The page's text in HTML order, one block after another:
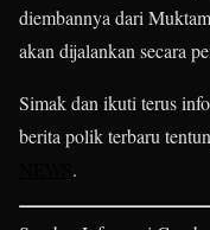
diembannya dari
akan dijalankan secara
Simak dan ikuti terus
berita polik terbaru
.